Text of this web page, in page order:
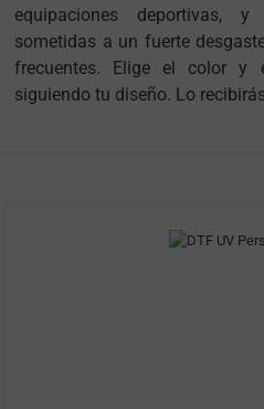
equipaciones deportivas,
sometidas a un fuerte
frecuentes. Elige el color
siguiendo tu diseño. Lo